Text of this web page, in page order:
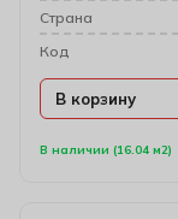
В наличии (16.04 м2)
Cтрана
Код
В корзину